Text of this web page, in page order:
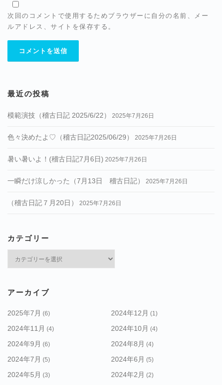
次回のコメントで使用するためブラウザーに自分の名前、メー
ルアドレス、サイトを保存する。
最近の投稿
模範演技（稽古日記 2025/6/22） 2025年7月26日
色々決めたよ♡（稽古日記2025/06/29） 2025年7月26日
暑い暑いよ！(稽古日記7月6日) 2025年7月26日
一瞬だけ涼しかった（7月13日 稽古日記） 2025年7月26日
（稽古日記７月20日） 2025年7月26日
カテゴリー
ー
アーカイブ
2025年7月 (6) 2024年12月 (1)
2024年11月 (4) 2024年10月 (4)
2024年9月 (6) 2024年8月 (4)
2024年7月 (5) 2024年6月 (5)
2024年5月 (3) 2024年2月 (2)